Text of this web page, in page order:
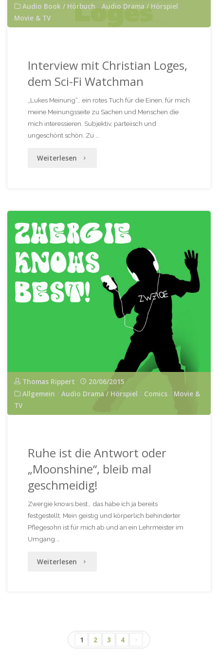
Audio Book / Hörbuch / Audio Drama / Hörspiel /
Movie & TV
Interview mit Christian Loges,
dem Sci-Fi Watchman
„Lukes Meinung“… ein rotes Tuch für die Einen, für mich
meine Meinungsseite zu Sachen und Menschen die
mich interessieren. Subjektiv, parteiisch und
ungeschönt schön. Zu …
Weiterlesen "Interview
dem
Sci-
Fi
Watchman"
Thomas Rippert
20/06/2015
Allgemein / Audio Drama / Hörspiel / Comics / Movie &
TV
Ruhe ist die Antwort oder
„Moonshine“, bleib mal
geschmeidig!
Zwergie knows best… das habe ich ja bereits
festgestellt. Mein geistig und körperlich behinderter
Pflegesohn ist für mich ab und an ein Lehrmeister im
Umgang …
Weiterlesen "Ruhe
oder
1 2 3 4